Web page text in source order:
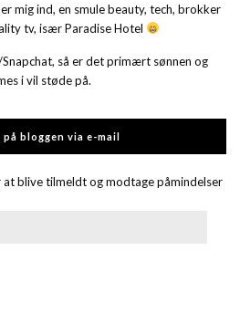
mig ind, en smule beauty, tech, brokker
tv, især Paradise Hotel
så er det primært sønnen og
i vil støde på.
bloggen via e-mail
blive tilmeldt og modtage påmindelser